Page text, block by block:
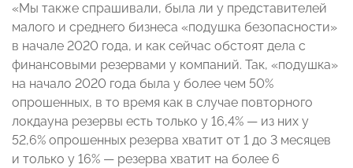
«Мы также спрашивали, была ли у представителей
малого и среднего бизнеса «подушка безопасности»
в начале 2020 года, и как сейчас обстоят дела с
финансовыми резервами у компаний. Так, «подушка»
на начало 2020 года была у более чем 50%
опрошенных, в то время как в случае повторного
локдауна резервы есть только у 16,4% — из них у
52,6% опрошенных резерва хватит от 1 до 3 месяцев
и только у 16% — резерва хватит на более 6